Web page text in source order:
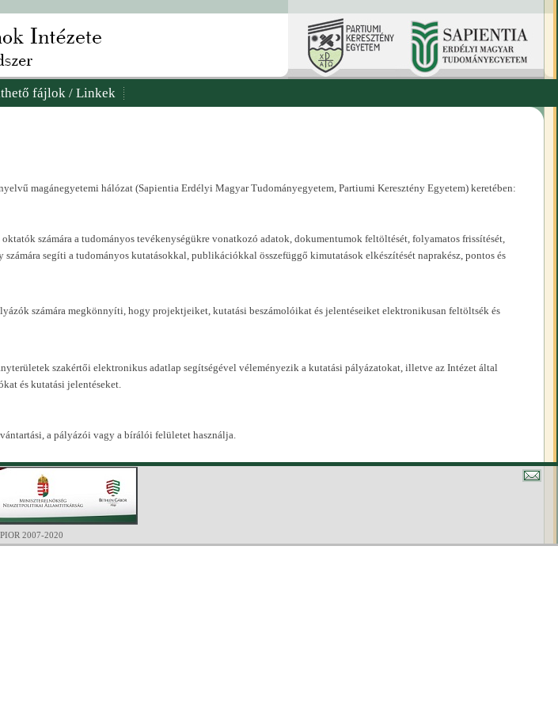
fájlok / Linkek
magánegyetemi hálózat (Sapientia Erdélyi Magyar Tudományegyetem, Partiumi Keresztény Egyetem) keretében:
számára a tudományos tevékenységükre vonatkozó adatok, dokumentumok feltöltését, folyamatos frissítését,
számára segíti a tudományos kutatásokkal, publikációkkal összefüggő kimutatások elkészítését naprakész, pontos és
számára megkönnyíti, hogy projektjeiket, kutatási beszámolóikat és jelentéseiket elektronikusan feltöltsék és
szakértői elektronikus adatlap segítségével véleményezik a kutatási pályázatokat, illetve az Intézet által
és kutatási jelentéseket.
a pályázói vagy a bírálói felületet használja.
2007-2020